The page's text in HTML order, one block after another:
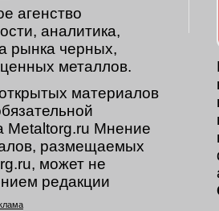
агенство
аналитика,
рынка черных,
металлов.
материалов
Metaltorg.ru Мнение
размещаемых
может не
редакции